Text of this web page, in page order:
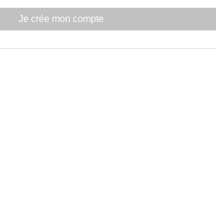
Je crée mon compte